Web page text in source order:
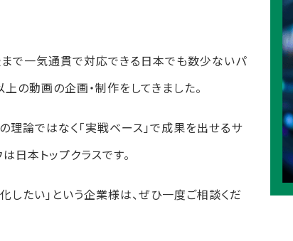
で一気通貫で対応できる日本でも数少ないパ
動画の企画・制作をしてきました。
論ではなく「実戦ベース」で成果を出せるサ
日本トップクラスです。
したい」という企業様は、ぜひ一度ご相談くだ